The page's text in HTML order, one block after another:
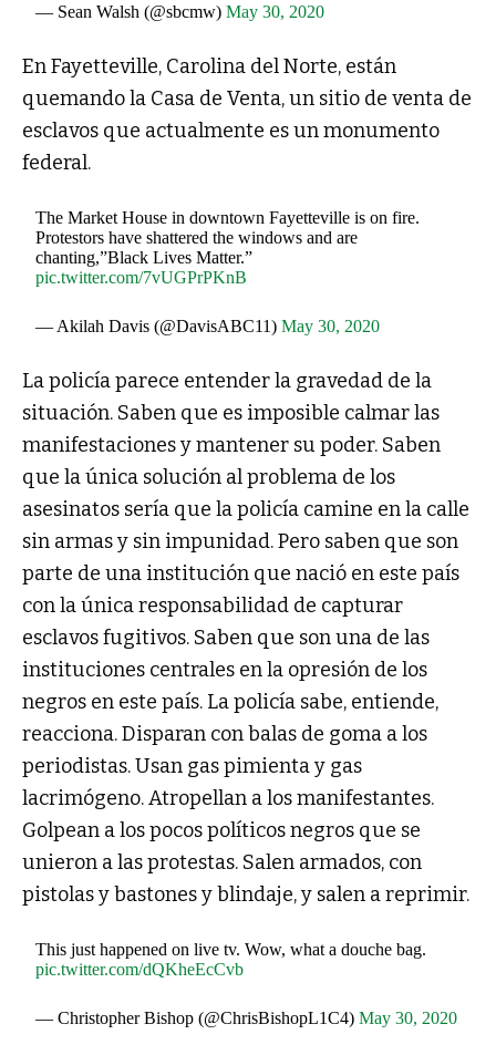
— Sean Walsh (@sbcmw)May 30, 2020
En Fayetteville, Carolina del Norte, están
quemando la Casa de Venta, un sitio de venta de
esclavos que actualmente es un monumento
federal.
The Market House in downtown Fayetteville is on fire.
Protestors have shattered the windows and are
chanting,”Black Lives Matter.”
pic.twitter.com/7vUGPrPKnB
— Akilah Davis (@DavisABC11)May 30, 2020
La policía parece entender la gravedad de la
situación. Saben que es imposible calmar las
manifestaciones y mantener su poder. Saben
que la única solución al problema de los
asesinatos sería que la policía camine en la calle
sin armas y sin impunidad. Pero saben que son
parte de una institución que nació en este país
con la única responsabilidad de capturar
esclavos fugitivos. Saben que son una de las
instituciones centrales en la opresión de los
negros en este país. La policía sabe, entiende,
reacciona. Disparan con balas de goma a los
periodistas. Usan gaspimientay gas
lacrimógeno. Atropellan a los manifestantes.
Golpean a los pocos políticos negros que se
unieron a las protestas. Salen armados, con
pistolas y bastones y blindaje, y salen a reprimir.
This just happened on live tv. Wow, what a douche bag.
pic.twitter.com/dQKheEcCvb
— Christopher Bishop (@ChrisBishopL1C4)May 30, 2020